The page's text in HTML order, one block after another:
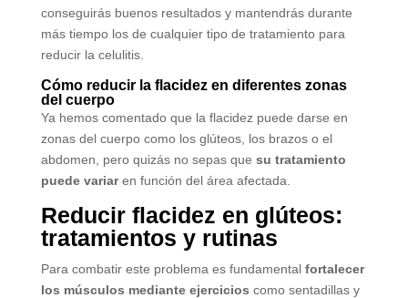
conseguirás buenos resultados y mantendrás durante
más tiempo los de cualquier tipo de tratamiento para
reducir la celulitis.
Cómo reducir la flacidez en diferentes zonas
del cuerpo
Ya hemos comentado que la flacidez puede darse en
zonas del cuerpo como los glúteos, los brazos o el
abdomen, pero quizás no sepas que su tratamiento
puede variaren función del área afectada.
Reducir flacidez en glúteos:
tratamientos y rutinas
Para combatir este problema es fundamental fortalecer
los músculos mediante ejercicios como sentadillas y